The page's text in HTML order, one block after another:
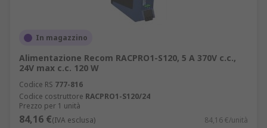
In magazzino
Alimentazione Recom RACPRO1-S120, 5 A 370V c.c.,
24V max c.c. 120 W
Codice RS 777-816
Codice costruttore RACPRO1-S120/24
Prezzo per 1 unità
84,16 €(IVA esclusa) 84,16 €/unità